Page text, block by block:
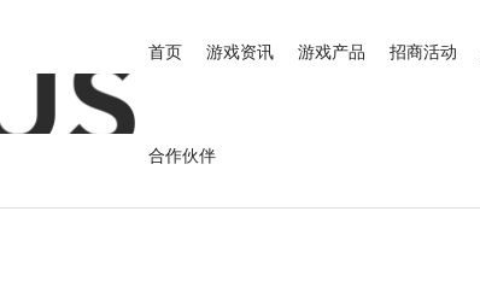
首页 游戏资讯 游戏产品 招商活动
合作伙伴